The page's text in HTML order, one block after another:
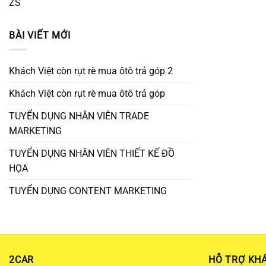
ZS
BÀI VIẾT MỚI
Khách Việt còn rụt rè mua ôtô trả góp 2
Khách Việt còn rụt rè mua ôtô trả góp
TUYỂN DỤNG NHÂN VIÊN TRADE
MARKETING
TUYỂN DỤNG NHÂN VIÊN THIẾT KẾ ĐỒ
HỌA
TUYỂN DỤNG CONTENT MARKETING
2CAR HỖ TRỢ